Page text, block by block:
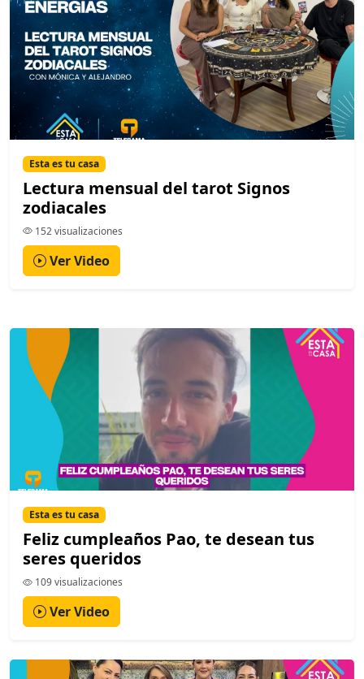
Esta es tu casa
Lectura mensual del tarot Signos
zodiacales
152 visualizaciones
Ver Video
Esta es tu casa
Feliz cumpleaños Pao, te desean tus
seres queridos
109 visualizaciones
Ver Video